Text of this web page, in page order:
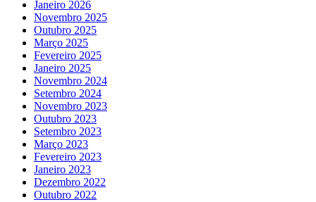
Janeiro 2026
Novembro 2025
Outubro 2025
Março 2025
Fevereiro 2025
Janeiro 2025
Novembro 2024
Setembro 2024
Novembro 2023
Outubro 2023
Setembro 2023
Março 2023
Fevereiro 2023
Janeiro 2023
Dezembro 2022
Outubro 2022